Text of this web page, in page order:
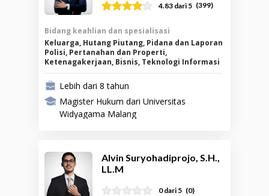
4.83 dari 5 (399)
Bidang keahlian dan spesialisasi
Keluarga, Hutang Piutang, Pidana dan Laporan
Polisi, Pertanahan dan Properti,
Ketenagakerjaan, Bisnis, Teknologi Informasi
Lebih dari 8 tahun
Magister Hukum dari Universitas
Widyagama Malang
Alvin Suryohadiprojo, S.H.,
LL.M
0 dari 5 (0)